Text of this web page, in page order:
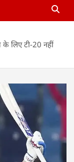
लिए टी-20 नहीं